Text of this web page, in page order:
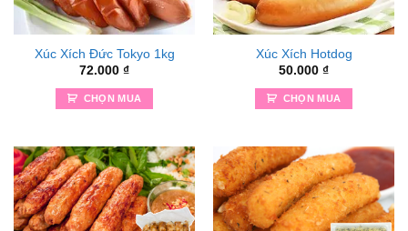
Xúc Xích Đức Tokyo 1kg
72.000 ₫
CHỌN MUA
Xúc Xích Hotdog
50.000 ₫
CHỌN MUA